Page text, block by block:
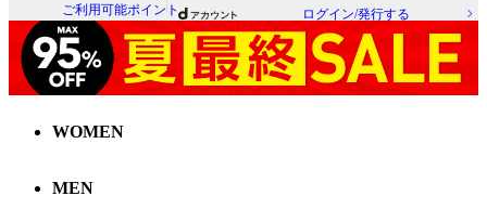
ご利用可能ポイント ログイン/発行する
WOMEN
MEN